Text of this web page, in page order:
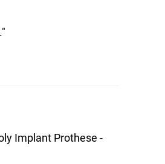
Implant Prothese -